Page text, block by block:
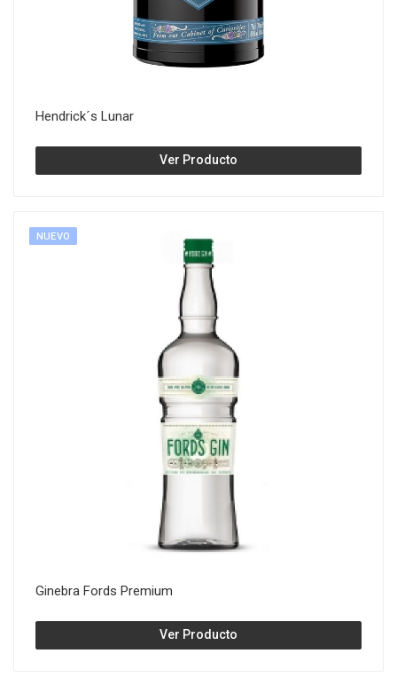
Hendrick´s Lunar
Ver Producto
NUEVO
Ginebra Fords Premium
Ver Producto